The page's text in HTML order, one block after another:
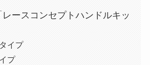
ースコンセプトハンドルキッ
イプ
プ